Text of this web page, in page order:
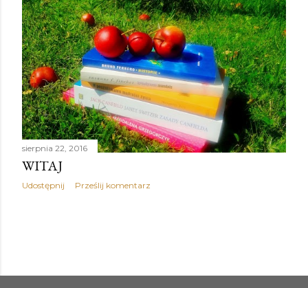
sierpnia 22, 2016
WITAJ
Udostępnij Prześlij komentarz